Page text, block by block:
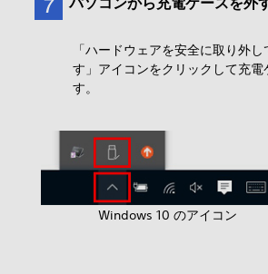
「ハードウェアを安全に取り外
す」アイコンをクリックして充電
す。
Windows 10 のアイコン